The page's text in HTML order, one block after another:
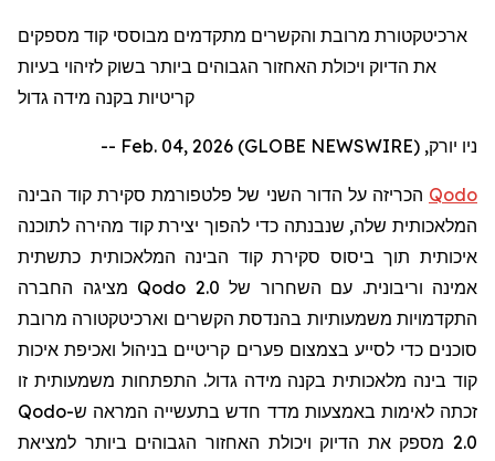
ארכיטקטורת מרובת והקשרים מתקדמים מבוססי קוד מספקים
את הדיוק ויכולת האחזור הגבוהים ביותר בשוק לזיהוי בעיות
קריטיות בקנה מידה גדול
ניו יורק, Feb. 04, 2026 (GLOBE NEWSWIRE) --
Qodo הכריזה על הדור השני של פלטפורמת סקירת קוד הבינה
המלאכותית שלה, שנבנתה כדי להפוך יצירת קוד מהירה לתוכנה
איכותית תוך ביסוס סקירת קוד הבינה המלאכותית כתשתית
אמינה וריבונית. עם השחרור של Qodo 2.0 מציגה החברה
התקדמויות משמעותיות בהנדסת הקשרים וארכיטקטורה מרובת
סוכנים כדי לסייע בצמצום פערים קריטיים בניהול ואכיפת איכות
קוד בינה מלאכותית בקנה מידה גדול. התפתחות משמעותית זו
זכתה לאימות באמצעות מדד חדש בתעשייה המראה ש-Qodo
2.0 מספק את הדיוק ויכולת האחזור הגבוהים ביותר למציאת